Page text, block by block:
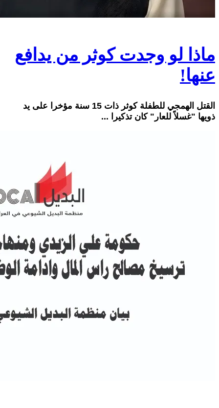
ماذا لو وجدت كوثر من يدافع
عنها!
القتل الهمجي للطفلة كوثر ذات 15 سنة مؤخرا على يد
ذويها "غسلاً للعار" كان تذكيرا ...